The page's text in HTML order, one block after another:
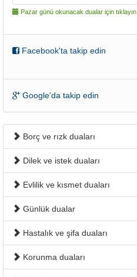
Pazar günü okunacak dualar için tıklayın
Facebook'ta takip edin
Google'da takip edin
Borç ve rızk duaları
Dilek ve istek duaları
Evlilik ve kısmet duaları
Günlük dualar
Hastalık ve şifa duaları
Korunma duaları